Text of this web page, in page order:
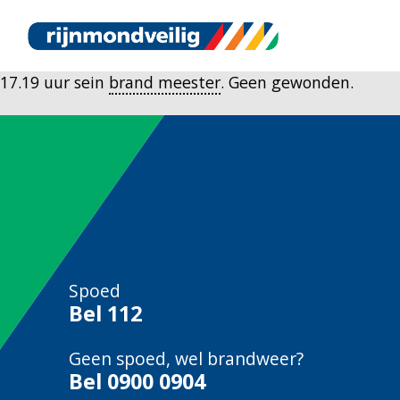
17.19 uur sein brand meester. Geen gewonden.
Spoed
Bel 112
Geen spoed, wel brandweer?
Bel 0900 0904